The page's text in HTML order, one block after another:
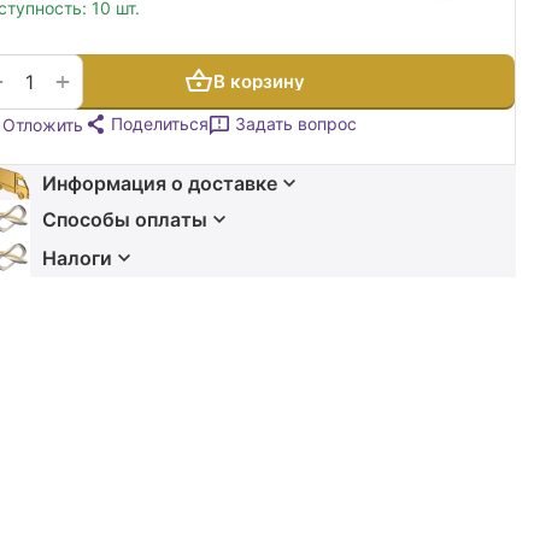
10 шт.
+ В корзину
Отложить Поделиться Задать вопрос
Информация о доставке
Способы оплаты
Налоги